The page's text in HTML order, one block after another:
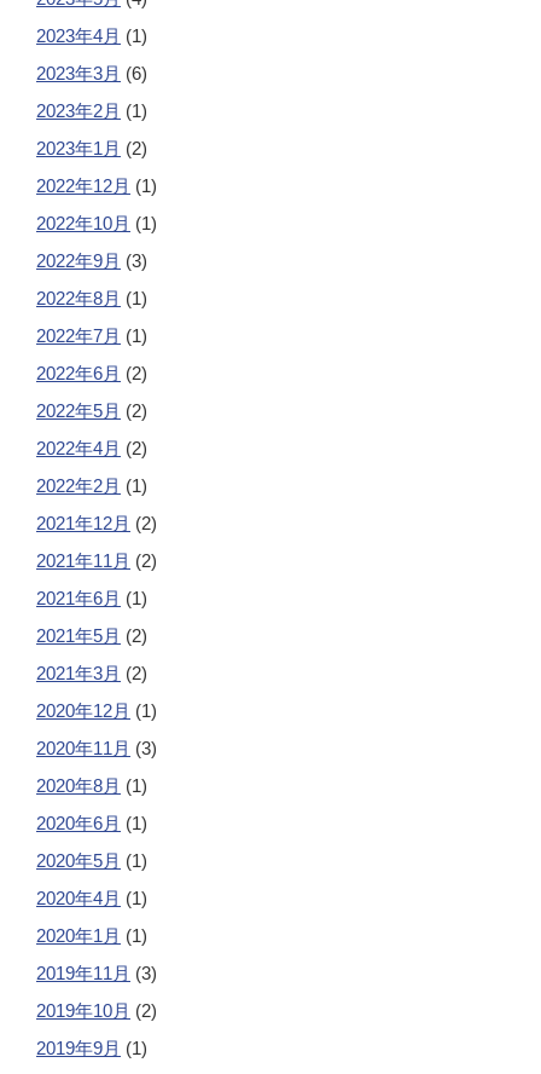
2023年4月 (1)
2023年3月 (6)
2023年2月 (1)
2023年1月 (2)
2022年12月 (1)
2022年10月 (1)
2022年9月 (3)
2022年8月 (1)
2022年7月 (1)
2022年6月 (2)
2022年5月 (2)
2022年4月 (2)
2022年2月 (1)
2021年12月 (2)
2021年11月 (2)
2021年6月 (1)
2021年5月 (2)
2021年3月 (2)
2020年12月 (1)
2020年11月 (3)
2020年8月 (1)
2020年6月 (1)
2020年5月 (1)
2020年4月 (1)
2020年1月 (1)
2019年11月 (3)
2019年10月 (2)
2019年9月 (1)